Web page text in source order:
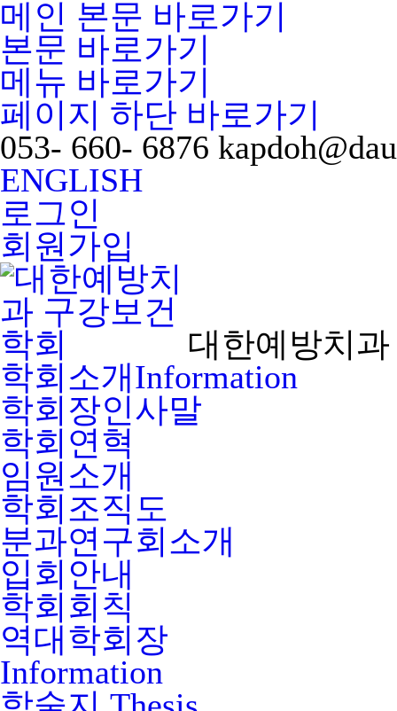
메인 본문 바로가기
본문 바로가기
메뉴 바로가기
페이지 하단 바로가기
053- 660- 6876
ENGLISH
로그인
회원가입
대한예방치
학회소개Information
학회장인사말
학회연혁
임원소개
학회조직도
분과연구회소개
입회안내
학회회칙
역대학회장
Information